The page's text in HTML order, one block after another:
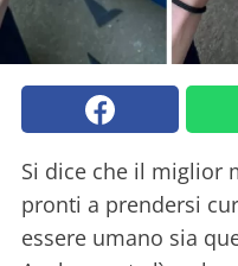
Si dice che il miglior
pronti a prendersi
essere umano sia